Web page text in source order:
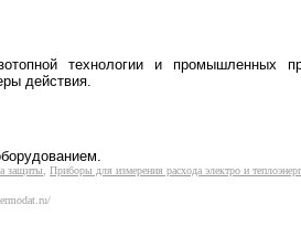
технологии и промышленных
действия.
защиты Приборы для измерения расхода электро и